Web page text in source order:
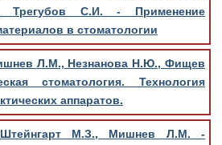
Трегубов С.И. - Применение
в стоматологии
Л.М., Незнанова Н.Ю., Фищев
стоматология. Технология
аппаратов.
М.З., Мишнев Л.М. -